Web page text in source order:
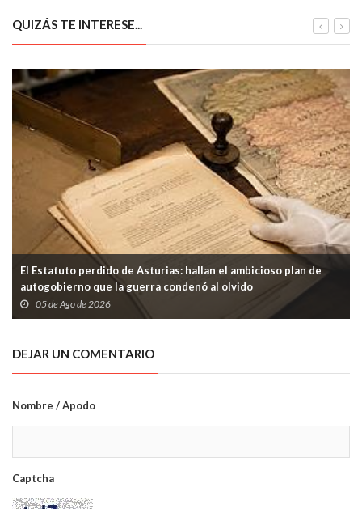
QUIZÁS TE INTERESE...
El Estatuto perdido de Asturias: hallan el ambicioso plan de
autogobierno que la guerra condenó al olvido
05 de Ago de 2026
DEJAR UN COMENTARIO
Nombre / Apodo
Captcha